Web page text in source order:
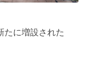
たに増設された